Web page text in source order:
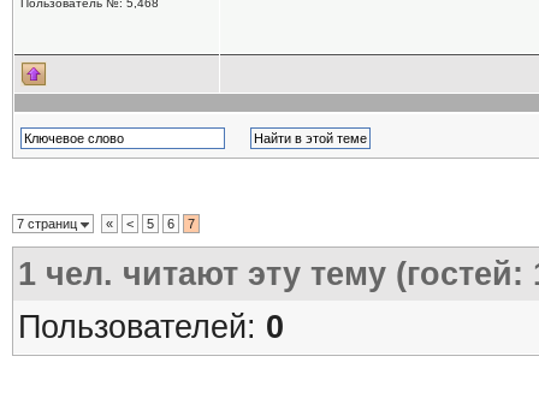
Пользователь №: 5,468
7 страниц « < 5 6 7
1чел. читают эту тему
Пользователей: 0